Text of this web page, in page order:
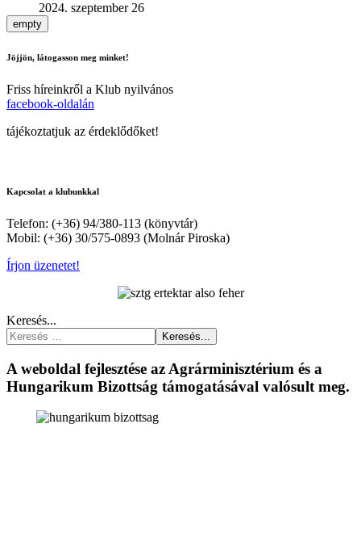
2024. szeptember 26
empty
Jöjjön, látogasson meg minket!
Friss híreinkről a Klub nyilvános
facebook-oldalán
tájékoztatjuk az érdeklődőket!
Kapcsolat a klubunkkal
Telefon: (+36) 94/380-113 (könyvtár)
Mobil: (+36) 30/575-0893 (Molnár Piroska)
Írjon üzenetet!
Keresés...
Keresés...
A weboldal fejlesztése az Agrárminisztérium és a
Hungarikum Bizottság támogatásával valósult meg.